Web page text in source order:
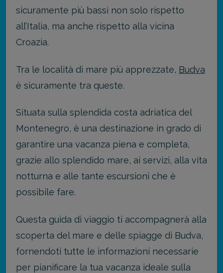
sicuramente più bassi non solo rispetto
all’Italia, ma anche rispetto alla vicina
Croazia.
Tra le località di mare più apprezzate, Budva
è sicuramente tra queste.
Situata sulla splendida costa adriatica del
Montenegro, è una destinazione in grado di
garantire una vacanza piena e completa,
grazie allo splendido mare, ai servizi, alla vita
notturna e alle tante escursioni che è
possibile fare.
Questa guida di viaggio ti accompagnerà alla
scoperta del mare e delle spiagge di Budva,
fornendoti tutte le informazioni necessarie
per pianificare la tua vacanza ideale sulla